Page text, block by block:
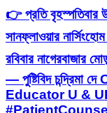
👉 প্রতি বৃহস্পতিবার
সানফ্লাওয়ার
রবিবার
— পুষ্টিবিদ
Educator U &